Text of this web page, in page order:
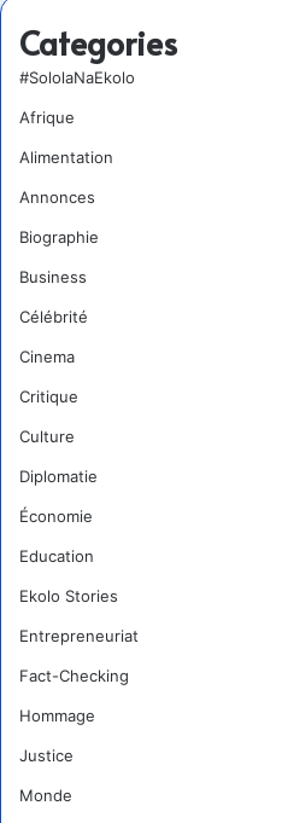
Categories
#SololaNaEkolo
Afrique
Alimentation
Annonces
Biographie
Business
Célébrité
Cinema
Critique
Culture
Diplomatie
Économie
Education
Ekolo Stories
Entrepreneuriat
Fact-Checking
Hommage
Justice
Monde